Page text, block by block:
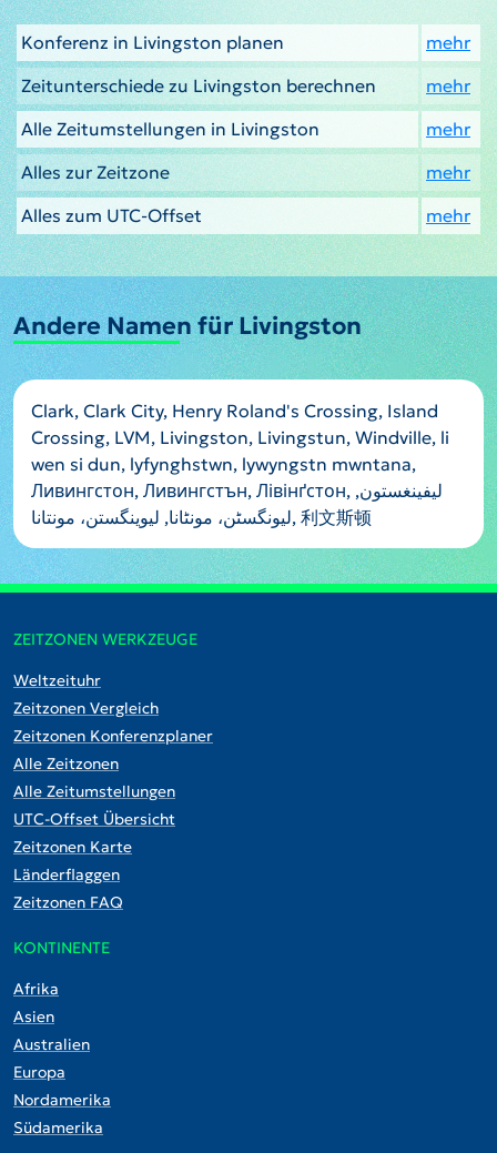
Konferenz in Livingston planen
mehr
Zeitunterschiede zu Livingston berechnen
mehr
Alle Zeitumstellungen in Livingston
mehr
Alles zur Zeitzone
mehr
Alles zum UTC-Offset
mehr
Andere Namen für Livingston
Clark, Clark City, Henry Roland's Crossing, Island
Crossing, LVM, Livingston, Livingstun, Windville, li
wen si dun, lyfynghstwn, lywyngstn mwntana,
Ливингстон, Ливингстън, Лівінґстон, ليفينغستون,
لیونگسٹن، مونٹانا, لیوینگستن، مونتانا, 利文斯顿
ZEITZONEN WERKZEUGE
Weltzeituhr
Zeitzonen Vergleich
Zeitzonen Konferenzplaner
Alle Zeitzonen
Alle Zeitumstellungen
UTC-Offset Übersicht
Zeitzonen Karte
Länderflaggen
Zeitzonen FAQ
KONTINENTE
Afrika
Asien
Australien
Europa
Nordamerika
Südamerika